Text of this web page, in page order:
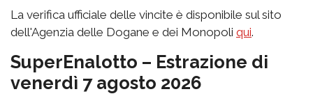
La verifica ufficiale delle vincite è disponibile sul sito
dell'Agenzia delle Dogane e dei Monopoli qui.
SuperEnalotto – Estrazione di
venerdì 7 agosto 2026